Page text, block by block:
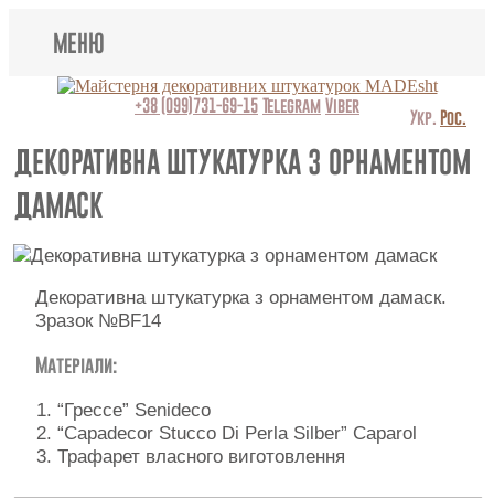
МЕНЮ
Lincrusta
Види штукатурок
Поклейка шпалер
Картини
Декоративні панно
Відео
Питання-відповідь
Про нас
+38 (099)731-69-15TelegramViber
ДЕКОРАТИВНА ШТУКАТУРКА З ОРНАМЕНТОМ
ДАМАСК
Декоративна штукатурка з орнаментом дамаск.
Зразок №BF14
Матеріали:
“Грессе” Senideco
“Capadecor Stucco Di Perla Silber” Caparol
Трафарет власного виготовлення
Укр. Рос.